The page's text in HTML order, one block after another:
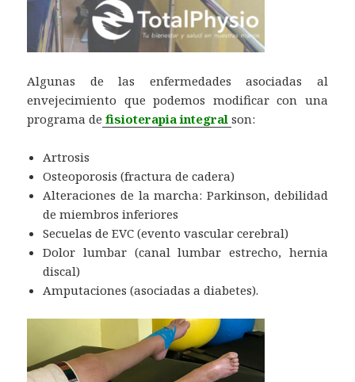
Algunas de las enfermedades asociadas al
envejecimiento que podemos modificar con una
programa de fisioterapia integral son:
Artrosis
Osteoporosis (fractura de cadera)
Alteraciones de la marcha: Parkinson, debilidad
de miembros inferiores
Secuelas de EVC (evento vascular cerebral)
Dolor lumbar (canal lumbar estrecho, hernia
discal)
Amputaciones (asociadas a diabetes).